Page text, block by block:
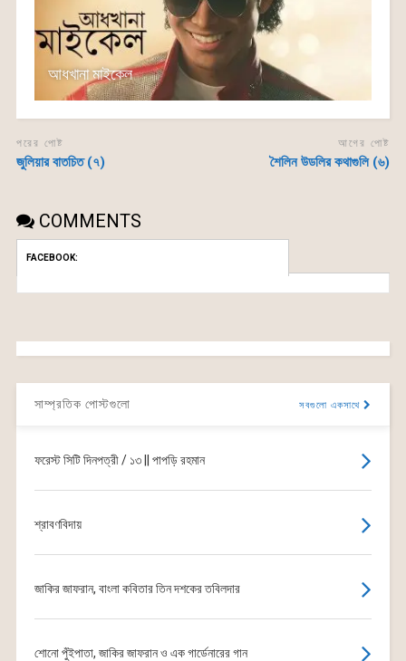
আধখানা মাইকেল
পরের পোষ্ট
জুলিয়ার বাতচিত (৭)
আগের পোষ্ট
শৈলিন উডলির কথাগুলি (৬)
COMMENTS
FACEBOOK:
সাম্প্রতিক পোস্টগুলো সবগুলো একসাথে
ফরেস্ট সিটি দিনপত্রী / ১৩ || পাপড়ি রহমান
শ্রাবণবিদায়
জাকির জাফরান, বাংলা কবিতার তিন দশকের তবিলদার
শোনো পুঁইপাতা, জাকির জাফরান ও এক গার্ডেনারের গান